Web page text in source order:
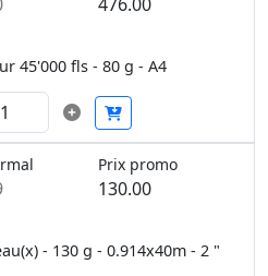
45'000 fls - 80 g - A4
Prix promo
130.00
- 130 g - 0.914x40m - 2 "